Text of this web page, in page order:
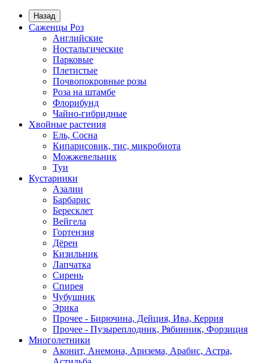
Назад
Саженцы Роз
Английские
Ностальгические
Парковые
Плетистые
Почвопокровные розы
Роза на штамбе
Флорибунд
Чайно-гибридные
Хвойные растения
Ель, Сосна
Кипарисовик, тис, микробиота
Можжевельник
Туи
Кустарники
Азалии
Барбарис
Бересклет
Вейгела
Гортензия
Дёрен
Кизильник
Лапчатка
Сирень
Спирея
Чубушник
Эрика
Прочее - Бирючина, Дейция, Ива, Керрия
Прочее - Пузыреплодник, Рябинник, Форзиция
Многолетники
Аконит, Анемона, Аризема, Арабис, Астра,